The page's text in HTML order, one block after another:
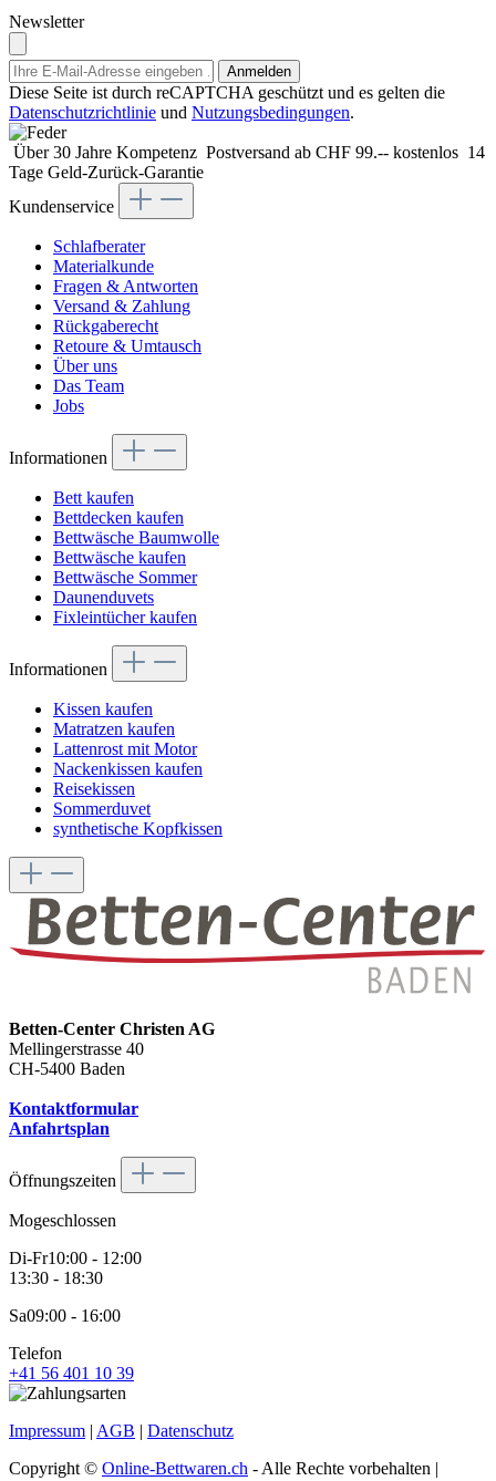
Newsletter
Anmelden
Diese Seite ist durch reCAPTCHA geschützt und es gelten die
Datenschutzrichtlinie und Nutzungsbedingungen.
Über 30 Jahre Kompetenz Postversand ab CHF 99.-- kostenlos 14
Tage Geld-Zurück-Garantie
Kundenservice
Schlafberater
Materialkunde
Fragen & Antworten
Versand & Zahlung
Rückgaberecht
Retoure & Umtausch
Über uns
Das Team
Jobs
Informationen
Bett kaufen
Bettdecken kaufen
Bettwäsche Baumwolle
Bettwäsche kaufen
Bettwäsche Sommer
Daunenduvets
Fixleintücher kaufen
Informationen
Kissen kaufen
Matratzen kaufen
Lattenrost mit Motor
Nackenkissen kaufen
Reisekissen
Sommerduvet
synthetische Kopfkissen
Betten-Center Christen AG
Mellingerstrasse 40
CH-5400 Baden
Kontaktformular
Anfahrtsplan
Öffnungszeiten
Mogeschlossen
Di-Fr10:00 - 12:00
13:30 - 18:30
Sa09:00 - 16:00
Telefon
+41 56 401 10 39
Impressum | AGB | Datenschutz
Copyright © Online-Bettwaren.ch - Alle Rechte vorbehalten |